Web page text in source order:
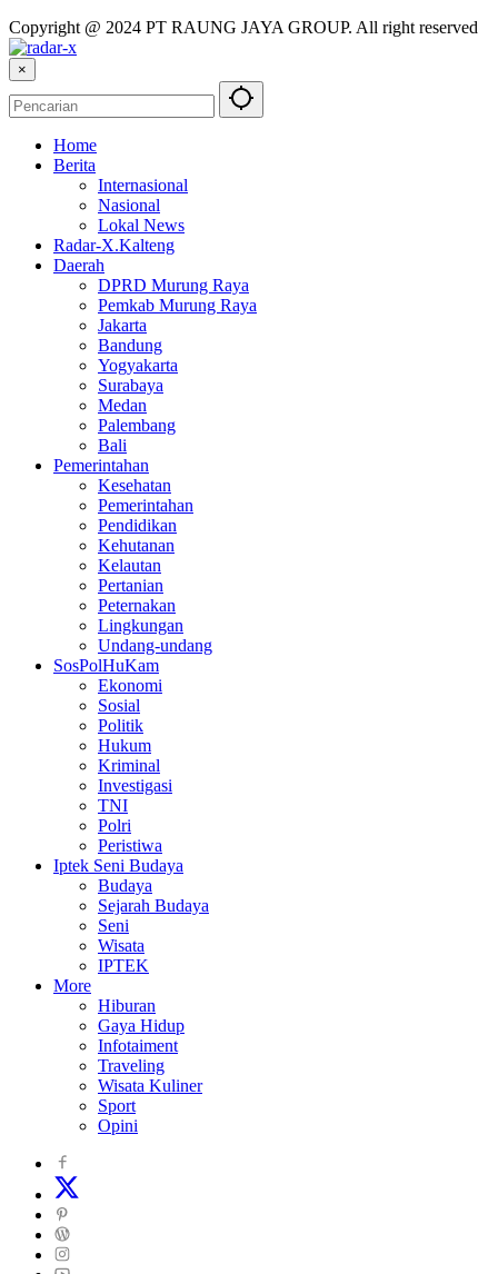
Copyright @ 2024 PT RAUNG JAYA GROUP. All right reserved
×
Home
Berita
Internasional
Nasional
Lokal News
Radar-X.Kalteng
Daerah
DPRD Murung Raya
Pemkab Murung Raya
Jakarta
Bandung
Yogyakarta
Surabaya
Medan
Palembang
Bali
Pemerintahan
Kesehatan
Pemerintahan
Pendidikan
Kehutanan
Kelautan
Pertanian
Peternakan
Lingkungan
Undang-undang
SosPolHuKam
Ekonomi
Sosial
Politik
Hukum
Kriminal
Investigasi
TNI
Polri
Peristiwa
Iptek Seni Budaya
Budaya
Sejarah Budaya
Seni
Wisata
IPTEK
More
Hiburan
Gaya Hidup
Infotaiment
Traveling
Wisata Kuliner
Sport
Opini